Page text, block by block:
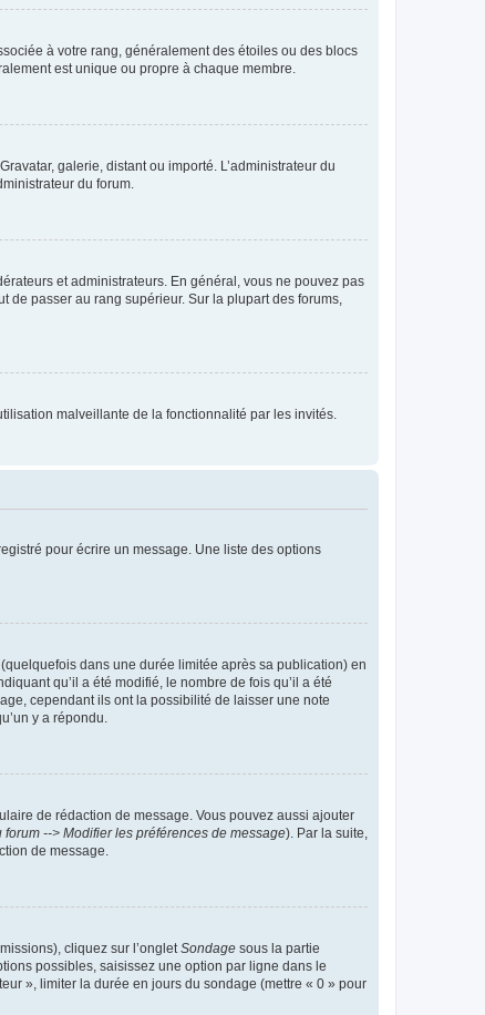
à votre rang, généralement des étoiles ou des blocs
est unique ou propre à chaque membre.
galerie, distant ou importé. L’administrateur du
du forum.
et administrateurs. En général, vous ne pouvez pas
de passer au rang supérieur. Sur la plupart des forums,
malveillante de la fonctionnalité par les invités.
pour écrire un message. Une liste des options
dans une durée limitée après sa publication) en
qu’il a été modifié, le nombre de fois qu’il a été
cependant ils ont la possibilité de laisser une note
y a répondu.
de rédaction de message. Vous pouvez aussi ajouter
forum --> Modifier les préférences de message). Par la suite,
de message.
cliquez sur l’onglet Sondage sous la partie
possibles, saisissez une option par ligne dans le
», limiter la durée en jours du sondage (mettre « 0 » pour